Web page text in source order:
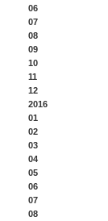
06
07
08
09
10
11
12
2016
01
02
03
04
05
06
07
08